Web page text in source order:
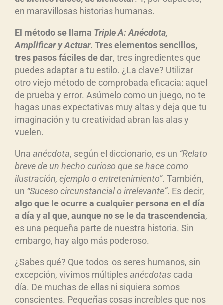
en maravillosas historias humanas.
El método se llama Triple A: Anécdota,
Amplificar y Actuar. Tres elementos sencillos,
tres pasos fáciles de dar, tres ingredientes que
puedes adaptar a tu estilo. ¿La clave? Utilizar
otro viejo método de comprobada eficacia: aquel
de prueba y error. Asúmelo como un juego, no te
hagas unas expectativas muy altas y deja que tu
imaginación y tu creatividad abran las alas y
vuelen.
Una anécdota, según el diccionario, es un “Relato
breve de un hecho curioso que se hace como
ilustración, ejemplo o entretenimiento”. También,
un “Suceso circunstancial o irrelevante”. Es decir,
algo que le ocurre a cualquier persona en el día
a día y al que, aunque no se le da trascendencia,
es una pequeña parte de nuestra historia. Sin
embargo, hay algo más poderoso.
¿Sabes qué? Que todos los seres humanos, sin
excepción, vivimos múltiplesanécdotas cada
día. De muchas de ellas ni siquiera somos
conscientes. Pequeñas cosas increíbles que nos